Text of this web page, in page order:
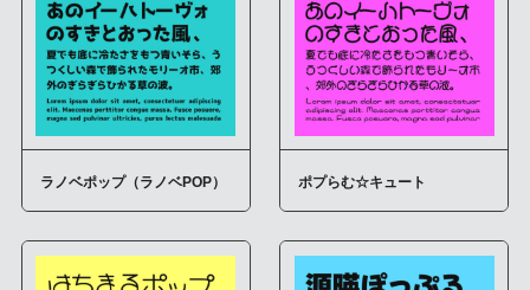
ラノベポップ（ラノベPOP） ポプらむ☆キュート